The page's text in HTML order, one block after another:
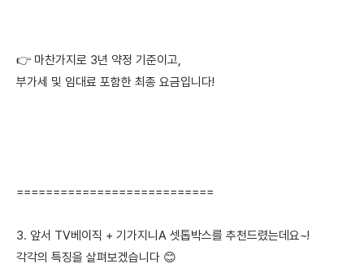
👉 마찬가지로 3년 약정 기준이고,
부가세 및 임대료 포함한 최종 요금입니다!
===========================
3. 앞서 TV베이직 + 기가지니A 셋톱박스를 추천드렸는데요~!
각각의 특징을 살펴보겠습니다 😊